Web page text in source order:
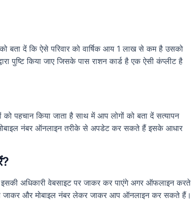
बता दें कि ऐसे परिवार को वार्षिक आय 1 लाख से कम है उसको
पुष्टि किया जाए जिसके पास राशन कार्ड है एक ऐसी कंप्लीट है
को पहचान किया जाता है साथ में आप लोगों को बता दें सत्यापन
मोबाइल नंबर ऑनलाइन तरीके से अपडेट कर सकते हैं इसके आधार
अधिकारी वेबसाइट पर जाकर कर पाएंगे अगर ऑफलाइन करते
जाकर और मोबाइल नंबर लेकर जाकर आप ऑनलाइन कर सकते हैं।